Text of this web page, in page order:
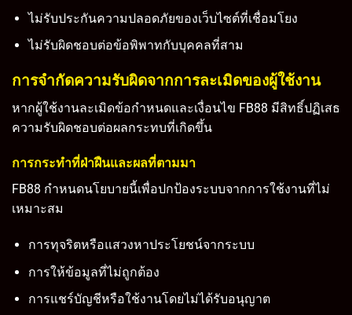
ไม่รับประกันความปลอดภัยของเว็บไซต์ที่เชื่อมโยง
ไม่รับผิดชอบต่อข้อพิพาทกับบุคคลที่สาม
การจำกัดความรับผิดจากการละเมิดของผู้ใช้งาน
หากผู้ใช้งานละเมิดข้อกำหนดและเงื่อนไข FB88 มีสิทธิ์ปฏิเสธ
ความรับผิดชอบต่อผลกระทบที่เกิดขึ้น
การกระทำที่ฝ่าฝืนและผลที่ตามมา
FB88 กำหนดนโยบายนี้เพื่อปกป้องระบบจากการใช้งานที่ไม่
เหมาะสม
การทุจริตหรือแสวงหาประโยชน์จากระบบ
การให้ข้อมูลที่ไม่ถูกต้อง
การแชร์บัญชีหรือใช้งานโดยไม่ได้รับอนุญาต